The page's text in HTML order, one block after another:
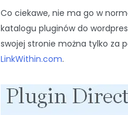
Co ciekawe, nie ma go w
katalogu pluginów do
swojej stronie można tylko za
LinkWithin.com.